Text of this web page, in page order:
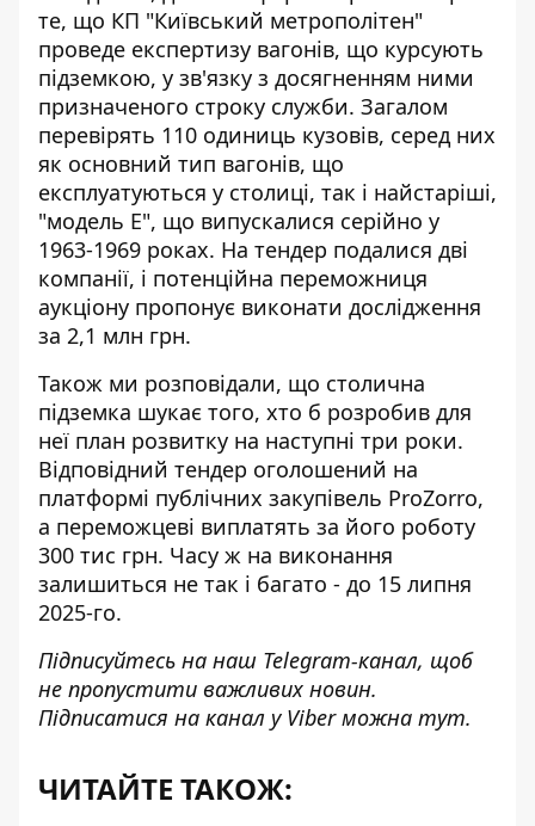
те, що КП "Київський метрополітен"
проведе експертизу вагонів, що курсують
підземкою, у зв'язку з досягненням ними
призначеного строку служби. Загалом
перевірять 110 одиниць кузовів, серед них
як основний тип вагонів, що
експлуатуються у столиці, так і найстаріші,
"модель Е", що випускалися серійно у
1963-1969 роках. На тендер подалися дві
компанії, і потенційна переможниця
аукціону пропонує виконати дослідження
за 2,1 млн грн.
Також ми розповідали, що столична
підземка шукає того, хто б розробив для
неї план розвитку на наступні три роки.
Відповідний тендер оголошений на
платформі публічних закупівель ProZorro,
а переможцеві виплатять за його роботу
300 тис грн. Часу ж на виконання
залишиться не так і багато - до 15 липня
2025-го.
Підписуйтесь на наш Telegram-канал, щоб
не пропустити важливих новин.
Підписатися на канал у Viber можна тут.
ЧИТАЙТЕ ТАКОЖ: